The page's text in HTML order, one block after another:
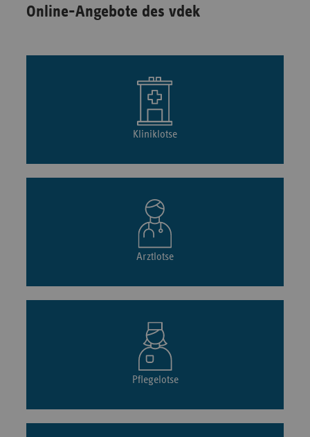
Online-Angebote des vdek
Kliniklotse
Arztlotse
Pflegelotse